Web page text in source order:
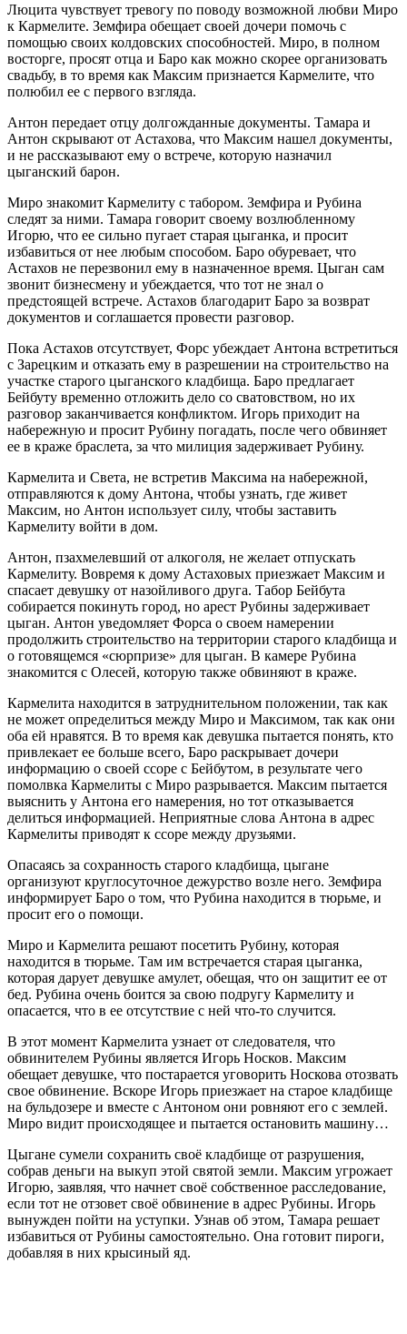
Люцита чувствует тревогу по поводу возможной любви Миро
к Кармелите. Земфира обещает своей дочери помочь с
помощью своих колдовских способностей. Миро, в полном
восторге, просят отца и Баро как можно скорее организовать
свадьбу, в то время как Максим признается Кармелите, что
полюбил ее с первого взгляда.
Антон передает отцу долгожданные документы. Тамара и
Антон скрывают от Астахова, что Максим нашел документы,
и не рассказывают ему о встрече, которую назначил
цыганский барон.
Миро знакомит Кармелиту с табором. Земфира и Рубина
следят за ними. Тамара говорит своему возлюбленному
Игорю, что ее сильно пугает старая цыганка, и просит
избавиться от нее любым способом. Баро обуревает, что
Астахов не перезвонил ему в назначенное время. Цыган сам
звонит бизнесмену и убеждается, что тот не знал о
предстоящей встрече. Астахов благодарит Баро за возврат
документов и соглашается провести разговор.
Пока Астахов отсутствует, Форс убеждает Антона встретиться
с Зарецким и отказать ему в разрешении на строительство на
участке старого цыганского кладбища. Баро предлагает
Бейбуту временно отложить дело со сватовством, но их
разговор заканчивается конфликтом. Игорь приходит на
набережную и просит Рубину погадать, после чего обвиняет
ее в краже браслета, за что милиция задерживает Рубину.
Кармелита и Света, не встретив Максима на набережной,
отправляются к дому Антона, чтобы узнать, где живет
Максим, но Антон использует силу, чтобы заставить
Кармелиту войти в дом.
Антон, пзахмелевший от алкоголя, не желает отпускать
Кармелиту. Вовремя к дому Астаховых приезжает Максим и
спасает девушку от назойливого друга. Табор Бейбута
собирается покинуть город, но арест Рубины задерживает
цыган. Антон уведомляет Форса о своем намерении
продолжить строительство на территории старого кладбища и
о готовящемся «сюрпризе» для цыган. В камере Рубина
знакомится с Олесей, которую также обвиняют в краже.
Кармелита находится в затруднительном положении, так как
не может определиться между Миро и Максимом, так как они
оба ей нравятся. В то время как девушка пытается понять, кто
привлекает ее больше всего, Баро раскрывает дочери
информацию о своей ссоре с Бейбутом, в результате чего
помолвка Кармелиты с Миро разрывается. Максим пытается
выяснить у Антона его намерения, но тот отказывается
делиться информацией. Неприятные слова Антона в адрес
Кармелиты приводят к ссоре между друзьями.
Опасаясь за сохранность старого кладбища, цыгане
организуют круглосуточное дежурство возле него. Земфира
информирует Баро о том, что Рубина находится в тюрьме, и
просит его о помощи.
Миро и Кармелита решают посетить Рубину, которая
находится в тюрьме. Там им встречается старая цыганка,
которая дарует девушке амулет, обещая, что он защитит ее от
бед. Рубина очень боится за свою подругу Кармелиту и
опасается, что в ее отсутствие с ней что-то случится.
В этот момент Кармелита узнает от следователя, что
обвинителем Рубины является Игорь Носков. Максим
обещает девушке, что постарается уговорить Носкова отозвать
свое обвинение. Вскоре Игорь приезжает на старое кладбище
на бульдозере и вместе с Антоном они ровняют его с землей.
Миро видит происходящее и пытается остановить машину…
Цыгане сумели сохранить своё кладбище от разрушения,
собрав деньги на выкуп этой святой земли. Максим угрожает
Игорю, заявляя, что начнет своё собственное расследование,
если тот не отзовет своё обвинение в адрес Рубины. Игорь
вынужден пойти на уступки. Узнав об этом, Тамара решает
избавиться от Рубины самостоятельно. Она готовит пироги,
добавляя в них крысиный яд.